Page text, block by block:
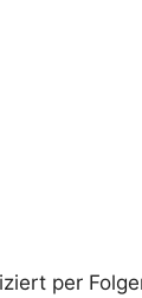
per